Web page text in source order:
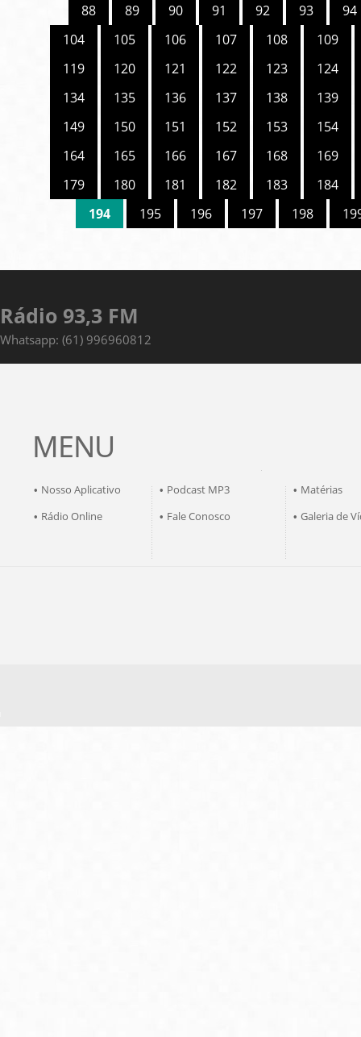
88
89 90 91 92 93
94
104
105 106 107 108
109
119
120 121 122 123
124
134
135 136 137 138
139
149
150 151 152 153
154
164
165 166 167 168
169
179
180 181 182 183
184
194
195 196 197 198
Rádio 93,3 FM
Whatsapp: (61) 996960812
MENU
• Nosso Aplicativo • Podcast MP3 • Matérias
• Rádio Online • Fale Conosco • Galeria de